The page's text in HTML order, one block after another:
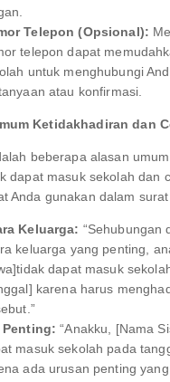
Telepon (Opsional):
telepon dapat
untuk menghubungi
atau konfirmasi.
Ketidakhadiran dan
beberapa alasan
dapat masuk sekolah dan
Anda gunakan dalam
Keluarga: “Sehubungan
keluarga yang penting,
dapat masuk
karena harus
Penting: “Anakku, [Nama
masuk sekolah pada
ada urusan penting